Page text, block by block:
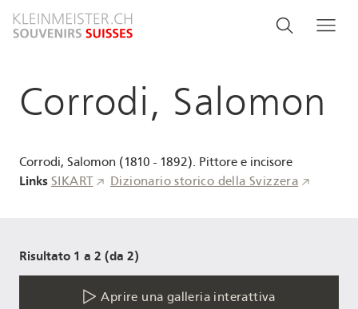
Search
Cerca
Corrodi, Salomon
Corrodi, Salomon (1810 - 1892). Pittore e incisore
Links SIKART Dizionario storico della Svizzera
Risultato 1 a 2 (da 2)
Aprire una galleria interattiva